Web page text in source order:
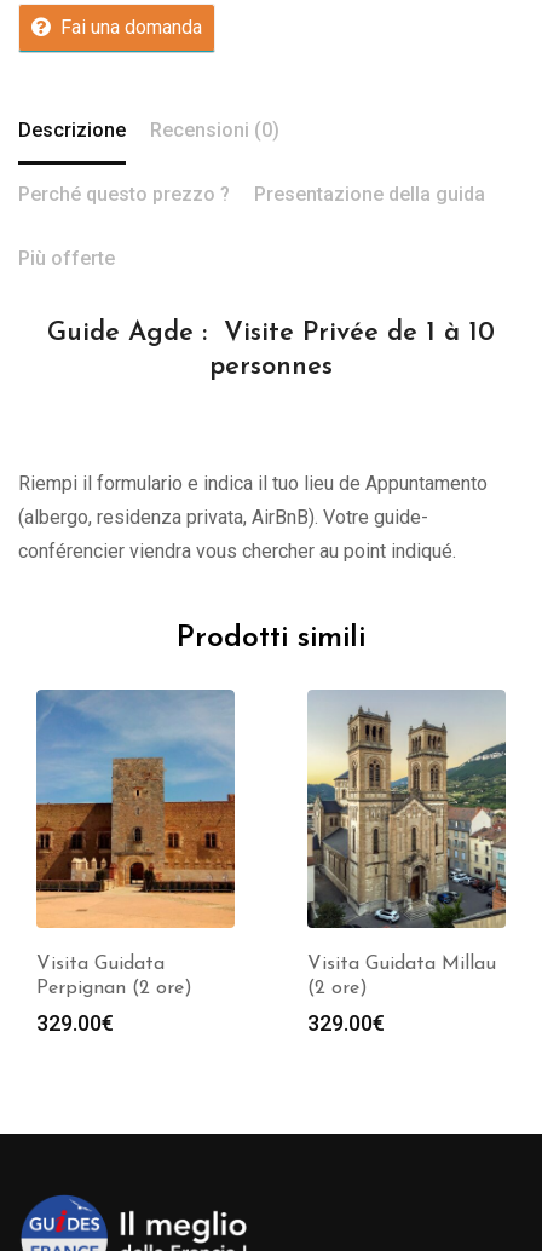
Fai una domanda
Descrizione Recensioni (0)
Perché questo prezzo ? Presentazione della guida
Più offerte
Guide Agde : Visite Privée de 1 à 10
personnes
Riempi il formulario e indica il tuo lieu de Appuntamento
(albergo, residenza privata, AirBnB). Votre guide-
conférencier viendra vous chercher au point indiqué.
Prodotti simili
Visita Guidata
Perpignan (2 ore)
329.00€
Visita Guidata Millau
(2 ore)
329.00€